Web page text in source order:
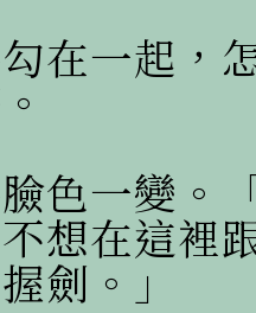
一起，怎
一變。
想在這裡
劍。」